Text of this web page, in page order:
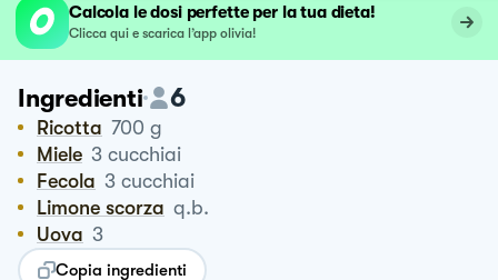
Calcola le dosi perfette per la tua dieta!
Clicca qui e scarica l’app olivia!
Ingredienti 6
Ricotta 700 g
Miele 3 cucchiai
Fecola 3 cucchiai
Limone scorza q.b.
Uova 3
Copia ingredienti